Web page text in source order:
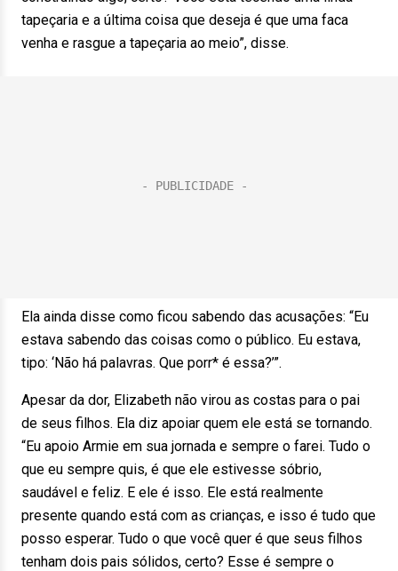
tapeçaria e a última coisa que deseja é que uma faca
venha e rasgue a tapeçaria ao meio”, disse.
Ela ainda disse como ficou sabendo das acusações: “Eu
estava sabendo das coisas como o público. Eu estava,
tipo: ‘Não há palavras. Que porr* é essa?’”.
Apesar da dor, Elizabeth não virou as costas para o pai
de seus filhos. Ela diz apoiar quem ele está se tornando.
“Eu apoio Armie em sua jornada e sempre o farei. Tudo o
que eu sempre quis, é que ele estivesse sóbrio,
saudável e feliz. E ele é isso. Ele está realmente
presente quando está com as crianças, e isso é tudo que
posso esperar. Tudo o que você quer é que seus filhos
tenham dois pais sólidos, certo? Esse é sempre o